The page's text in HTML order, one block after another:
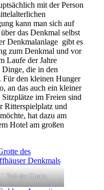
mit der Person
kann man sich auf
das Denkmal selbst
Denkmalanlage gibt es
zum Denkmal und vor
Laufe der Jahre
Dinge, die in den
den kleinen Hunger
an das auch ein kleiner
im Freien sind
Ritterspielplatz und
hat dazu am
Hotel am großen
Teil der Grotte